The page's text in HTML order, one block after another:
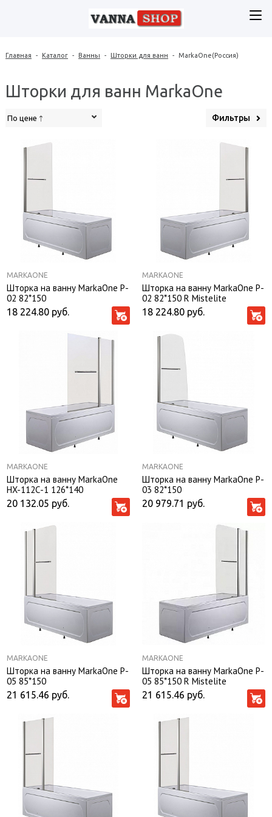
Главная - Каталог - Ванны - Шторки для ванн - MarkaOne(Россия)
Шторки для ванн MarkaOne
По цене Фильтры
MARKAONE
Шторка на ванну MarkaOne P-
02 82*150
18 224.80 руб.
MARKAONE
Шторка на ванну MarkaOne P-
02 82*150 R Mistelite
18 224.80 руб.
MARKAONE
Шторка на ванну MarkaOne
HX-112С-1 126*140
20 132.05 руб.
MARKAONE
Шторка на ванну MarkaOne P-
03 82*150
20 979.71 руб.
MARKAONE
Шторка на ванну MarkaOne P-
05 85*150
21 615.46 руб.
MARKAONE
Шторка на ванну MarkaOne P-
05 85*150 R Mistelite
21 615.46 руб.